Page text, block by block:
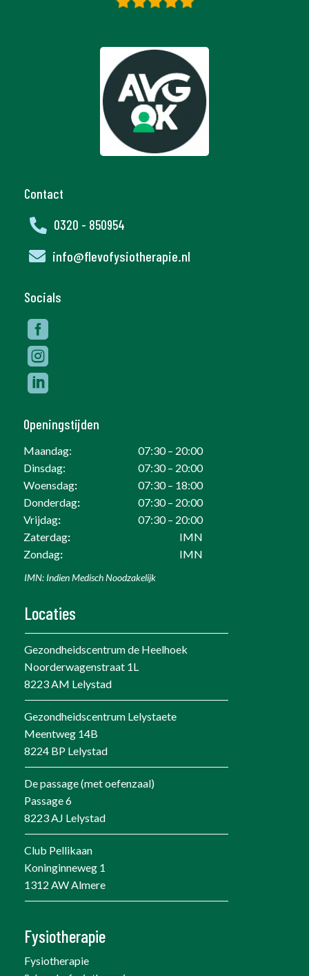
Contact
 0320 - 850954
 info@flevofysiotherapie.nl
Socials



Openingstijden
Maandag:
07:30 – 20:00
Dinsdag:
07:30 – 20:00
Woensdag:
07:30 – 18:00
Donderdag:
07:30 – 20:00
Vrijdag:
07:30 – 20:00
Zaterdag:
IMN
Zondag: IMN
IMN: Indien Medisch Noodzakelijk
Locaties
Gezondheidscentrum de Heelhoek
Noorderwagenstraat 1L
8223 AM Lelystad
Gezondheidscentrum Lelystaete
Meentweg 14B
8224 BP Lelystad
De passage (met oefenzaal)
Passage 6
8223 AJ Lelystad
Club Pellikaan
Koninginneweg 1
1312 AW Almere
Fysiotherapie
Fysiotherapie